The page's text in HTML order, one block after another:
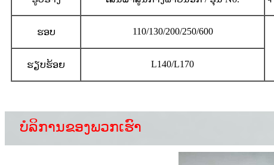
ຮອບ 110/130/200/250/600
ຮຽບຮ້ອຍ L140/L170
ບໍລິການຂອງພວກເຮົາ